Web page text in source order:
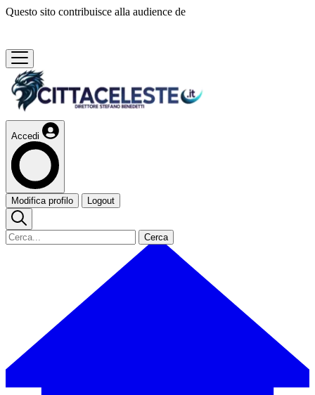
Questo sito contribuisce alla audience de
Accedi
Modifica profilo Logout
Cerca